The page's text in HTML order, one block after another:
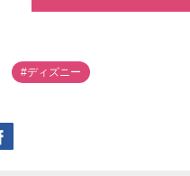
#ディズニー